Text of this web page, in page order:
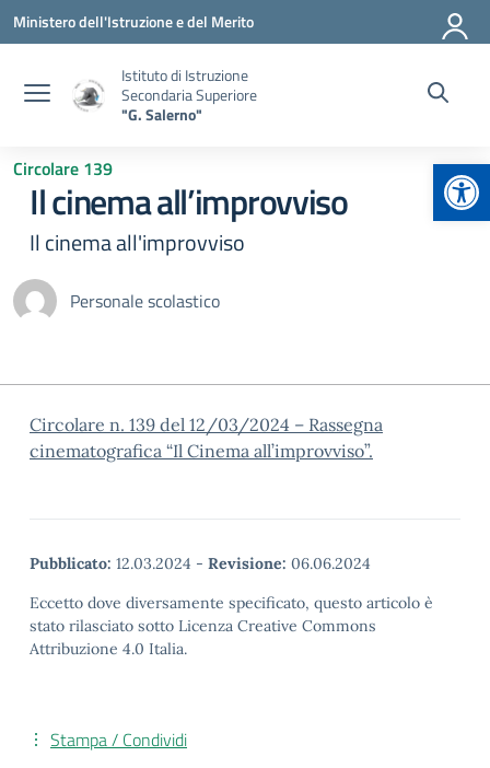
Vai ai contenuti
Vai al menu di navigazione
Vai al footer
Ministero dell'Istruzione e del Merito
Istituto di Istruzione
Secondaria Superiore
"G. Salerno"
Circolare 139
Il cinema all’improvviso
Il cinema all'improvviso
Personale scolastico
Circolare n. 139 del 12/03/2024 – Rassegna
cinematografica “Il Cinema all’improvviso”.
Pubblicato: 12.03.2024 - Revisione: 06.06.2024
Eccetto dove diversamente specificato, questo articolo è
stato rilasciato sotto Licenza Creative Commons
Attribuzione 4.0 Italia.
Stampa / Condividi